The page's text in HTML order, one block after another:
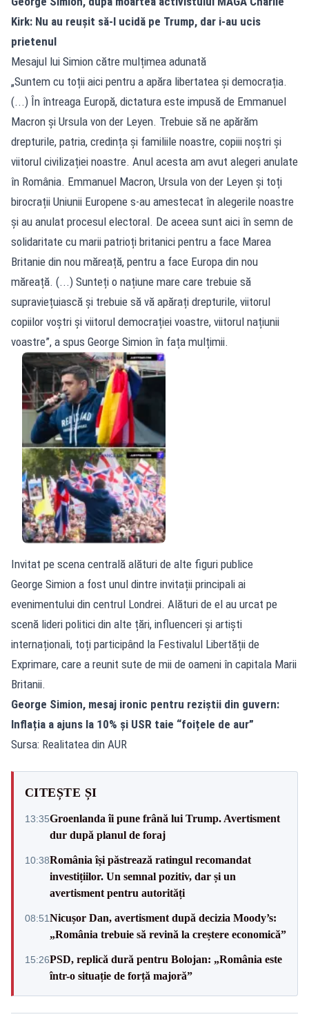
Kirk: Nu au reușit să-l ucidă pe Trump, dar i-au ucis
prietenul
Mesajul lui Simion către mulțimea adunată
„Suntem cu toții aici pentru a apăra libertatea și democrația.
(...) În întreaga Europă, dictatura este impusă de Emmanuel
Macron și Ursula von der Leyen. Trebuie să ne apărăm
drepturile, patria, credința și familiile noastre, copiii noștri și
viitorul civilizației noastre. Anul acesta am avut alegeri anulate
în România. Emmanuel Macron, Ursula von der Leyen și toți
birocrații Uniunii Europene s-au amestecat în alegerile noastre
și au anulat procesul electoral. De aceea sunt aici în semn de
solidaritate cu marii patrioți britanici pentru a face Marea
Britanie din nou măreață, pentru a face Europa din nou
măreață. (...) Sunteți o națiune mare care trebuie să
supraviețuiască și trebuie să vă apărați drepturile, viitorul
copiilor voștri și viitorul democrației voastre, viitorul națiunii
voastre”, a spus George Simion în fața mulțimii.
Invitat pe scena centrală alături de alte figuri publice
George Simion a fost unul dintre invitații principali ai
evenimentului din centrul Londrei. Alături de el au urcat pe
scenă lideri politici din alte țări, influenceri și artiști
internaționali, toți participând la Festivalul Libertății de
Exprimare, care a reunit sute de mii de oameni în capitala Marii
Britanii.
George Simion, mesaj ironic pentru reziștii din guvern:
Inflația a ajuns la 10% și USR taie “foițele de aur”
Sursa: Realitatea din AUR
CITEȘTE ȘI
13:35Groenlanda îi pune frână lui Trump. Avertisment
dur după planul de foraj
10:38România își păstrează ratingul recomandat
investițiilor. Un semnal pozitiv, dar și un
avertisment pentru autorități
08:51Nicușor Dan, avertisment după decizia Moody’s:
„România trebuie să revină la creștere economică”
15:26PSD, replică dură pentru Bolojan: „România este
într-o situație de forță majoră”